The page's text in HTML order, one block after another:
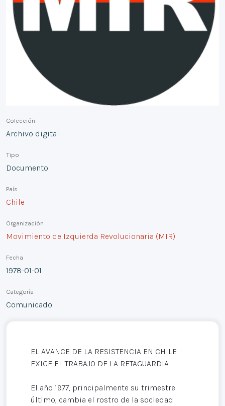
Colección
Archivo digital
Tipo
Documento
País
Chile
Organización
Movimiento de Izquierda Revolucionaria (MIR)
Fecha
1978-01-01
Categoría
Comunicado
EL AVANCE DE LA RESISTENCIA EN CHILE
EXIGE EL TRABAJO DE LA RETAGUARDIA
El año 1977, principalmente su trimestre
último, cambia el rostro de la sociedad